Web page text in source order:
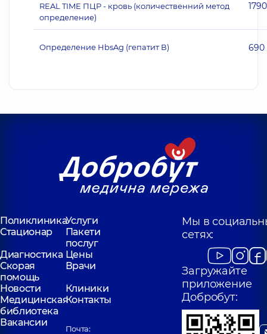
REAL TIME ПЦР - кровь (количественний метод
определение)
1790
Определение HbsAg (гепатит В) 690
ПоликлиникаУслуги
Стационар
Пакети
послуг
Диагностика Цены
Скорая
помощь
Врачи
Новости
Клиники
Медицинская
библиотека
Контакты
Вакансии
Почта:
Мы в
сетях:
Загружайте
приложение
Добробут: